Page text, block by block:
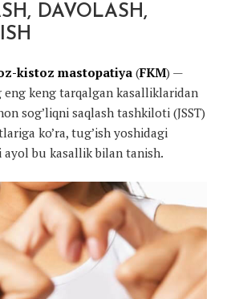
DAVOLASH,
kistoz mastopatiya (FKM) —
eng keng tarqalgan kasalliklaridan
sog’liqni saqlash tashkiloti (JSST)
ko’ra, tug’ish yoshidagi
bu kasallik bilan tanish.